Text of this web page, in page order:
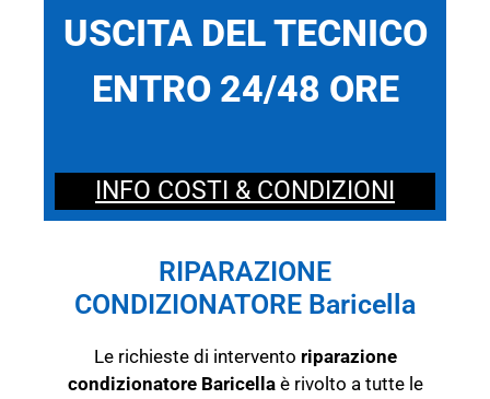
USCITA DEL TECNICO
ENTRO 24/48 ORE
INFO COSTI & CONDIZIONI
RIPARAZIONE
CONDIZIONATORE Baricella
Le richieste di intervento riparazione
condizionatore Baricellaè rivolto a tutte le